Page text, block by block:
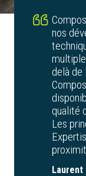
nos
delà de
qualité
Les
Laurent